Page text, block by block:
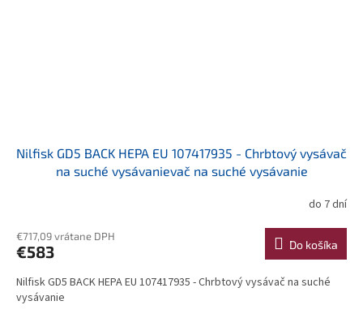
Nilfisk GD5 BACK HEPA EU 107417935 - Chrbtový vysávač
na suché vysávanievač na suché vysávanie
do 7 dní
€717,09 vrátane DPH
€583 Do košíka
Nilfisk GD5 BACK HEPA EU 107417935 - Chrbtový vysávač na suché
vysávanie